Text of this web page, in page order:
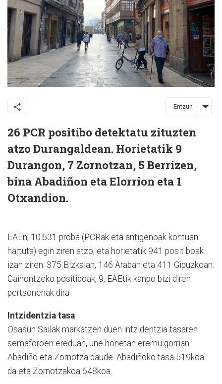
Entzun
26 PCR positibo detektatu zituzten
atzo Durangaldean. Horietatik 9
Durangon, 7 Zornotzan, 5 Berrizen,
bina Abadiñon eta Elorrion eta 1
Otxandion.
EAEn, 10.631 proba (PCRak eta antigenoak kontuan
hartuta) egin ziren atzo, eta horietatik 941 positiboak
izan ziren: 375 Bizkaian, 146 Araban eta 411 Gipuzkoan.
Gainontzeko positiboak, 9, EAEtik kanpo bizi diren
pertsonenak dira.
Intzidentzia tasa
Osasun Sailak markatzen duen intzidentzia tasaren
semaforoen ereduan, une honetan eremu gorrian
Abadiño eta Zornotza daude. Abadiñoko tasa 519koa
da eta Zornotzakoa 648koa.